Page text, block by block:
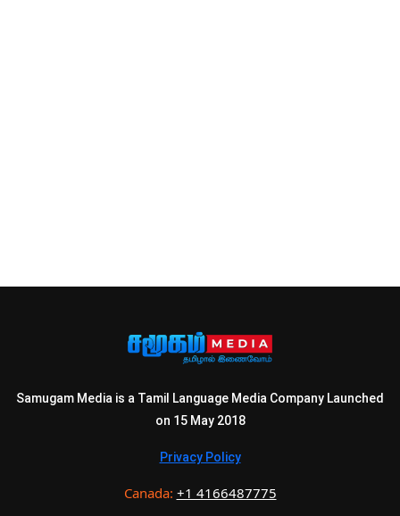
Samugam Media is a Tamil Language Media Company Launched
on 15 May 2018
Privacy Policy
Canada: +1 4166487775